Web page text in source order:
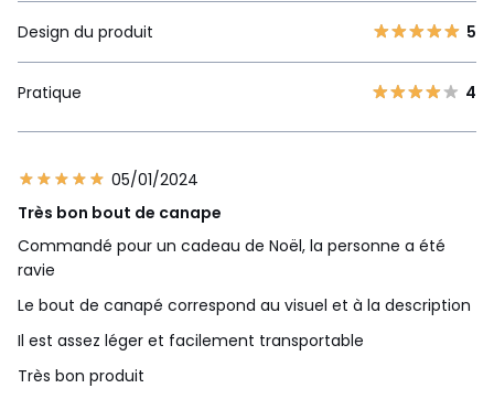
Design du produit 5
Pratique 4
05/01/2024
Très bon bout de canape
Commandé pour un cadeau de Noël, la personne a été
ravie
Le bout de canapé correspond au visuel et à la description
Il est assez léger et facilement transportable
Très bon produit